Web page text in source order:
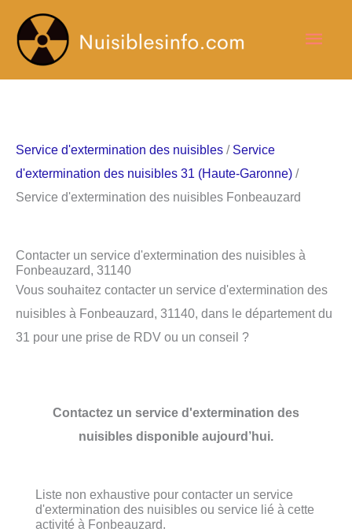
contenu
Service d'extermination des nuisibles / Service
d'extermination des nuisibles 31 (Haute-Garonne) /
Service d'extermination des nuisibles Fonbeauzard
Contacter un service d'extermination des nuisibles à
Fonbeauzard, 31140
Vous souhaitez contacter un service d'extermination des
nuisibles à Fonbeauzard, 31140, dans le département du
31 pour une prise de RDV ou un conseil ?
Contactez un service d'extermination des
nuisibles disponible aujourd’hui.
Liste non exhaustive pour contacter un service
d'extermination des nuisibles ou service lié à cette
activité à Fonbeauzard.